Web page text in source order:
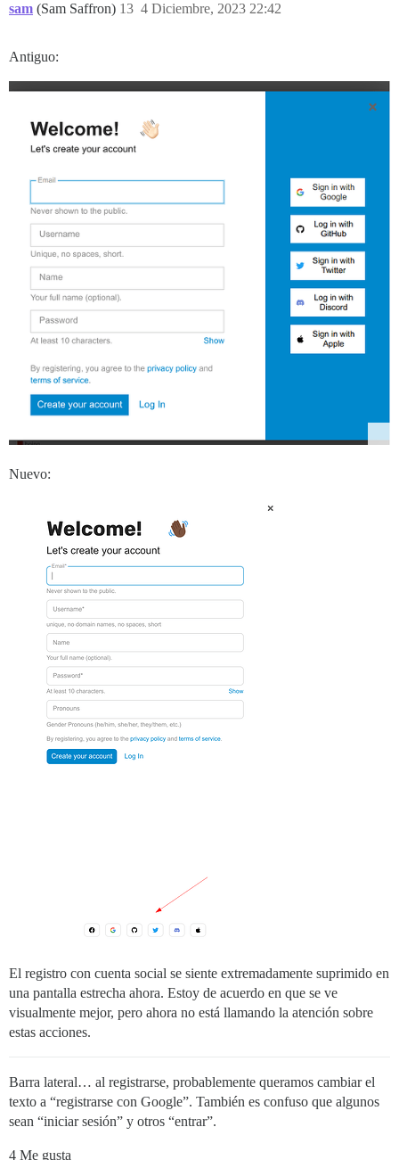
sam (Sam Saffron) 4 Diciembre, 2023 22:42
13
Antiguo:
Nuevo:
El registro con cuenta social se siente extremadamente suprimido en
una pantalla estrecha ahora. Estoy de acuerdo en que se ve
visualmente mejor, pero ahora no está llamando la atención sobre
estas acciones.
Barra lateral… al registrarse, probablemente queramos cambiar el
texto a “registrarse con Google”. También es confuso que algunos
sean “iniciar sesión” y otros “entrar”.
4 Me gusta